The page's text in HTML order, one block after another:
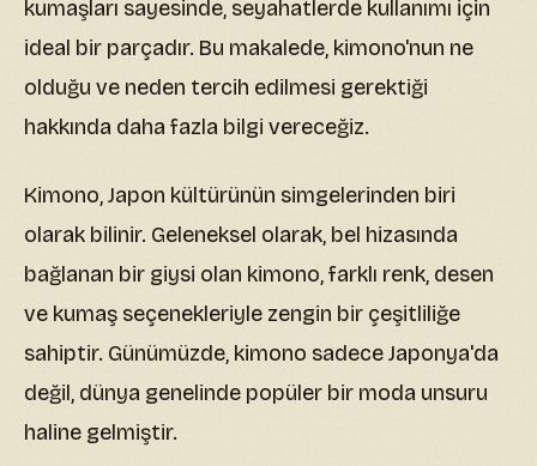
kumaşları sayesinde, seyahatlerde kullanımı için
ideal bir parçadır. Bu makalede, kimono'nun ne
olduğu ve neden tercih edilmesi gerektiği
hakkında daha fazla bilgi vereceğiz.
Kimono, Japon kültürünün simgelerinden biri
olarak bilinir. Geleneksel olarak, bel hizasında
bağlanan bir giysi olan kimono, farklı renk, desen
ve kumaş seçenekleriyle zengin bir çeşitliliğe
sahiptir. Günümüzde, kimono sadece Japonya'da
değil, dünya genelinde popüler bir moda unsuru
haline gelmiştir.